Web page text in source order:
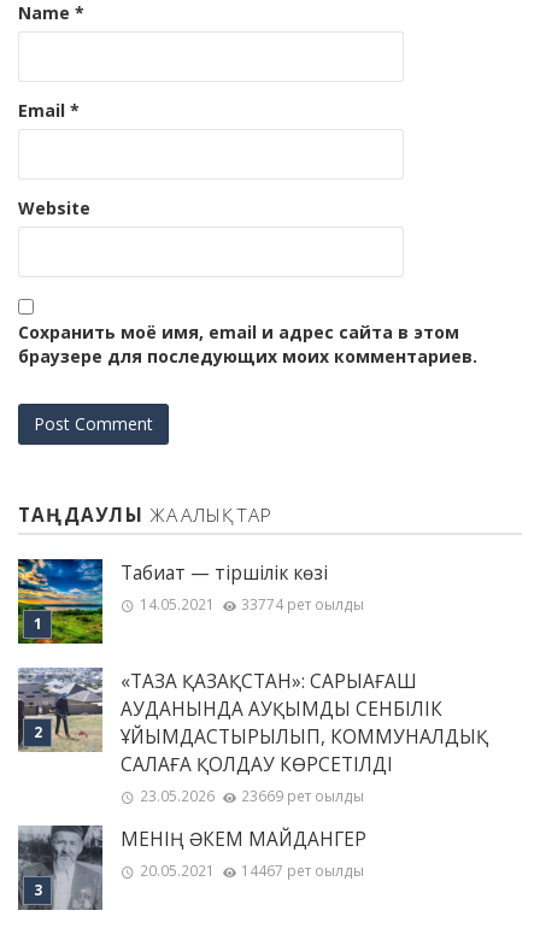
Name *
Email *
Website
Сохранить моё имя, email и адрес сайта в этом
браузере для последующих моих комментариев.
ТАҢДАУЛЫ ЖАҢАЛЫҚТАР
Табиғат — тіршілік көзі
14.05.2021 33774 рет оқылды
«ТАЗА ҚАЗАҚСТАН»: САРЫАҒАШ
АУДАНЫНДА АУҚЫМДЫ СЕНБІЛІК
ҰЙЫМДАСТЫРЫЛЫП, КОММУНАЛДЫҚ
САЛАҒА ҚОЛДАУ КӨРСЕТІЛДІ
23.05.2026 23669 рет оқылды
МЕНІҢ ƏКЕМ МАЙДАНГЕР
20.05.2021 14467 рет оқылды